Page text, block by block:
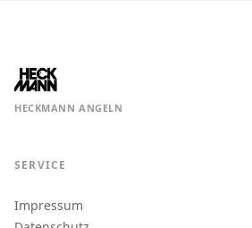
HECKMANN ANGELN
SERVICE
Impressum